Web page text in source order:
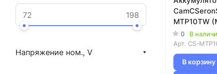
MTP10TW
HT10/
P50 Plus/
0
В
Арт. CS-
В корзину
Напряжение ном., V